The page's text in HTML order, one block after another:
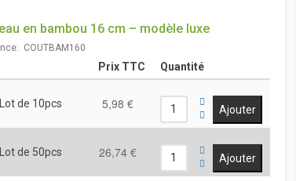
en bambou 16 cm – modèle luxe
COUTBAM160
Prix TTC Quantité
Lot de 10pcs 5,98 €
Lot de 50pcs 26,74 €